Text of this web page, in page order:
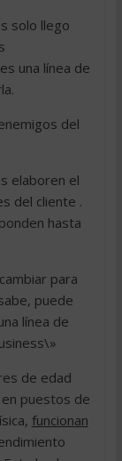
solo llego
una línea de
del
elaboren el
del cliente .
hasta
para
puede
línea de
de edad
puestos de
funcionan